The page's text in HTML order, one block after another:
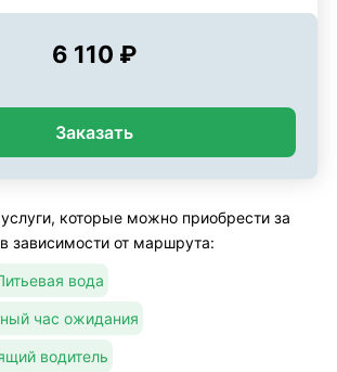
6 110 ₽
Заказать
которые можно приобрести за
зависимости от маршрута:
вода
час ожидания
водитель